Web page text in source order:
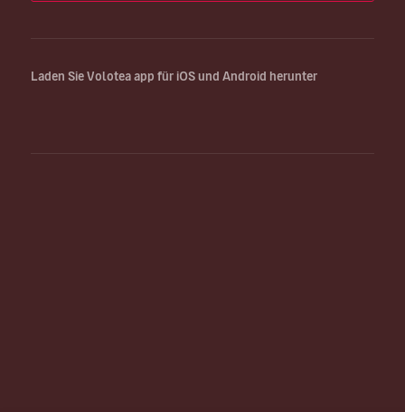
Laden Sie Volotea app für iOS und Android herunter